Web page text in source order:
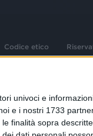
univoci e
e i nostri 1733
finalità sopra
Codice etico